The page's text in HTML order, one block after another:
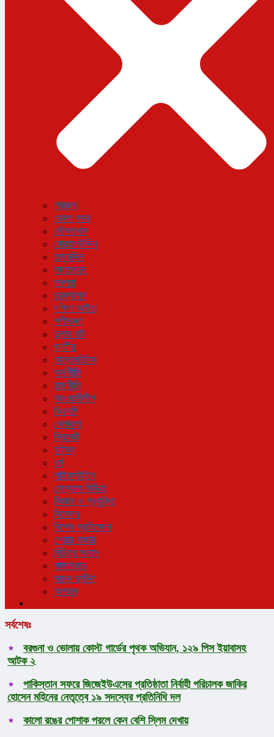
বিশেষ প্রতিবেদন
প্রচ্ছদ
ভোলা সদর
দৌলতখান
বোরহানউদ্দিন
তজুমদ্দিন
লালমোহন
মনপুরা
চরফ্যাশন
দক্ষিণ আইচা
শশীভূষণ
দুলার হাট
জাতীয়
আন্তর্জাতিক
অর্থনীতি
রাজনীতি
আওয়ামীলীগ
বিএনপি
খেলাধুলা
ক্রিকেট
ফুটবল
ধর্ম
লাইফস্টাইল
সোশ্যাল মিডিয়া
বিজ্ঞান ও প্রযুক্তি
বিনোদন
বিশেষ প্রতিবেদন
শেয়ার বাজার
বিচিত্র সংবাদ
সাক্ষাৎকার
সড়ক দুর্ঘটনা
অপরাধ
সর্বশেষঃ
বরগুনা ও ভোলায় কোস্ট গার্ডের পৃথক অভিযান, ১২৯ পিস ইয়াবাসহ
আটক ২
পাকিস্তান সফরে জিজেইউএসের প্রতিষ্ঠাতা নির্বাহী পরিচালক জাকির
হোসেন মহিনের নেতৃত্বে ১৯ সদস্যের প্রতিনিধি দল
কালো রঙের পোশাক পরলে কেন বেশি স্লিম দেখায়